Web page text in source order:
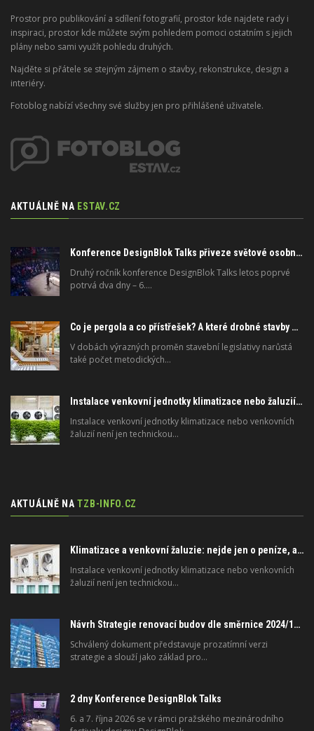
Prostor pro publikování a sdílení fotografií, prostor kde najdete rady i
inspiraci, prostor kde můžete svým pohledem pomoci ostatním s jejich
plány nebo sami využít pohledu druhých.
Najděte si přátele se stejným zájmem o stavby, rekonstrukce, design a
interiéry.
Fotoblog nabízí všechny své služby jen pro přihlášené uživatele.
AKTUÁLNĚ NA ESTAV.CZ
Konference DesignBlok Talks přiveze světové osobnosti designu a architektury
Druhý ročník konference DesignBlok Talks letos poprvé
potrvá dva dny – 6.…
Co je pergola a co přístřešek? A které drobné stavby musíte povolovat? Pomůže metodika
V dobách výrazných proměn stavební legislativy narůstá
také počet metodických…
Instalace venkovní jednotky klimatizace nebo žaluzií podléhá jasným právním pravidlům
Instalace venkovní jednotky klimatizace nebo venkovních
žaluzií není jen technickou…
AKTUÁLNĚ NA TZB-INFO.CZ
Klimatizace a venkovní žaluzie: nejde jen o peníze, ale i o právo
Instalace venkovní jednotky klimatizace nebo venkovních
žaluzií není jen technickou…
Návrh Strategie renovací budov dle směrnice 2024/1275/EU o energetické náročnosti budov
Schválený dokument představuje prozatímní verzi
strategie a slouží jako základ pro…
2 dny Konference DesignBlok Talks
6. a 7. října 2026 se v rámci pražského mezinárodního